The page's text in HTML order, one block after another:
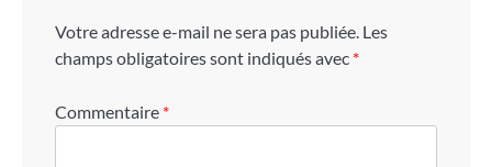
Votre adresse e-mail ne sera pas publiée. Les
champs obligatoires sont indiqués avec *
Commentaire *